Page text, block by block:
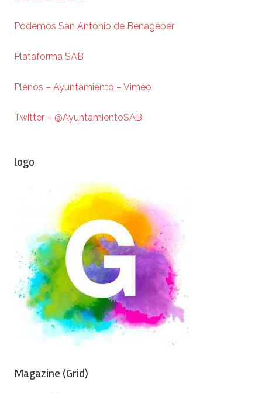
Podemos San Antonio de Benagéber
Plataforma SAB
Plenos – Ayuntamiento – Vimeo
Twitter – @AyuntamientoSAB
logo
Magazine (Grid)